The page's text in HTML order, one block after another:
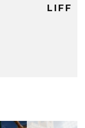
LIFF